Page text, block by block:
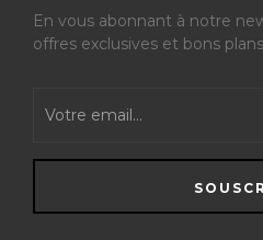
En vous abonnant à notre
offres exclusives et bons